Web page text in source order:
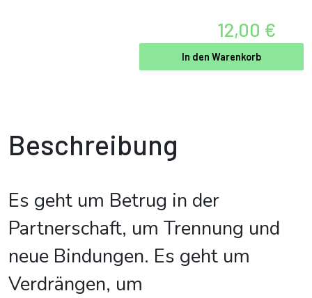
12,00 €
In den Warenkorb
Beschreibung
Es geht um Betrug in der
Partnerschaft, um Trennung und
neue Bindungen. Es geht um
Verdrängen, um